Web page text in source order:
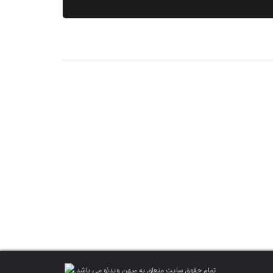
تمام حقوق سایت متعلق به میهن ویدئو می باشد.